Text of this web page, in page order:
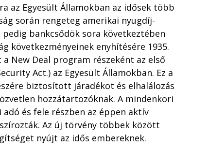
az Egyesült Államokban az idősek több
során rengeteg amerikai nyugdíj-
bankcsődök sora következtében
következményeinek enyhítésére 1935.
New Deal program részeként az első
Act.) az Egyesült Államokban. Ez a
biztosított járadékot és elhalálozás
hozzátartozóknak. A mindenkori
és fele részben az éppen aktív
Az új törvény többek között
nyújt az idős embereknek.